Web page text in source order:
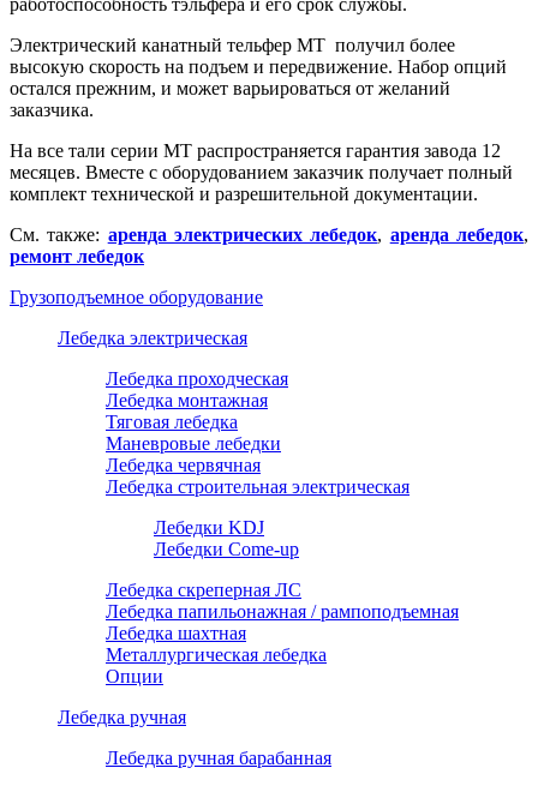
Электрический канатный тельфер МТ получил более
высокую скорость на подъем и передвижение. Набор опций
остался прежним, и может варьироваться от желаний
заказчика.
На все тали серии МТ распространяется гарантия завода 12
месяцев. Вместе с оборудованием заказчик получает полный
комплект технической и разрешительной документации.
См. также: аренда электрических лебедок, аренда лебедок,
ремонт лебедок
Грузоподъемное оборудование
Лебедка электрическая
Лебедка проходческая
Лебедка монтажная
Тяговая лебедка
Маневровые лебедки
Лебедка червячная
Лебедка строительная электрическая
Лебедки KDJ
Лебедки Come-up
Лебедка скреперная ЛС
Лебедка папильонажная / рампоподъемная
Лебедка шахтная
Металлургическая лебедка
Опции
Лебедка ручная
Лебедка ручная барабанная